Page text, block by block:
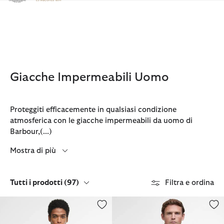
Clicca per visualizzare la nostra Dichiarazione di Accessibilità
Giacche Impermeabili Uomo
Proteggiti efficacemente in qualsiasi condizione
atmosferica con le giacche impermeabili da uomo di
Barbour,(...)
Mostra di più
Tutti i prodotti (97) Filtra e ordina
Giacca impermeabile City ChelseaGiacca impermeabile Spoonbill